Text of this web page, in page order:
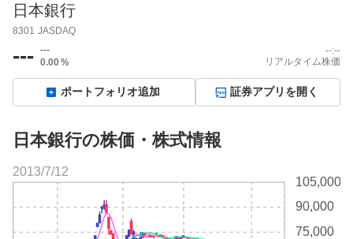
日本銀行
8301 JASDAQ
--- ---
0.00%
--:--
リアルタイム株価
ポートフォリオ追加 証券アプリを開く
日本銀行の株価・株式情報
75,000
90,000
105,000
2013/7/12